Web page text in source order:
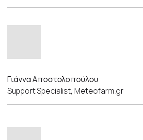
Γιάννα Αποστολοπούλου
Support Specialist, Meteofarm.gr